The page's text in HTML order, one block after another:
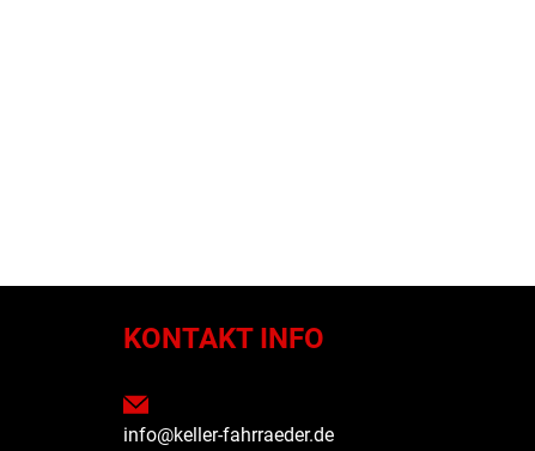
KONTAKT INFO
info@keller-fahrraeder.de